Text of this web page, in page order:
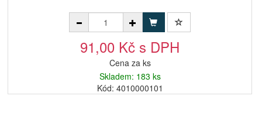
91,00 Kč s DPH
Cena za ks
Skladem: 183 ks
Kód: 4010000101